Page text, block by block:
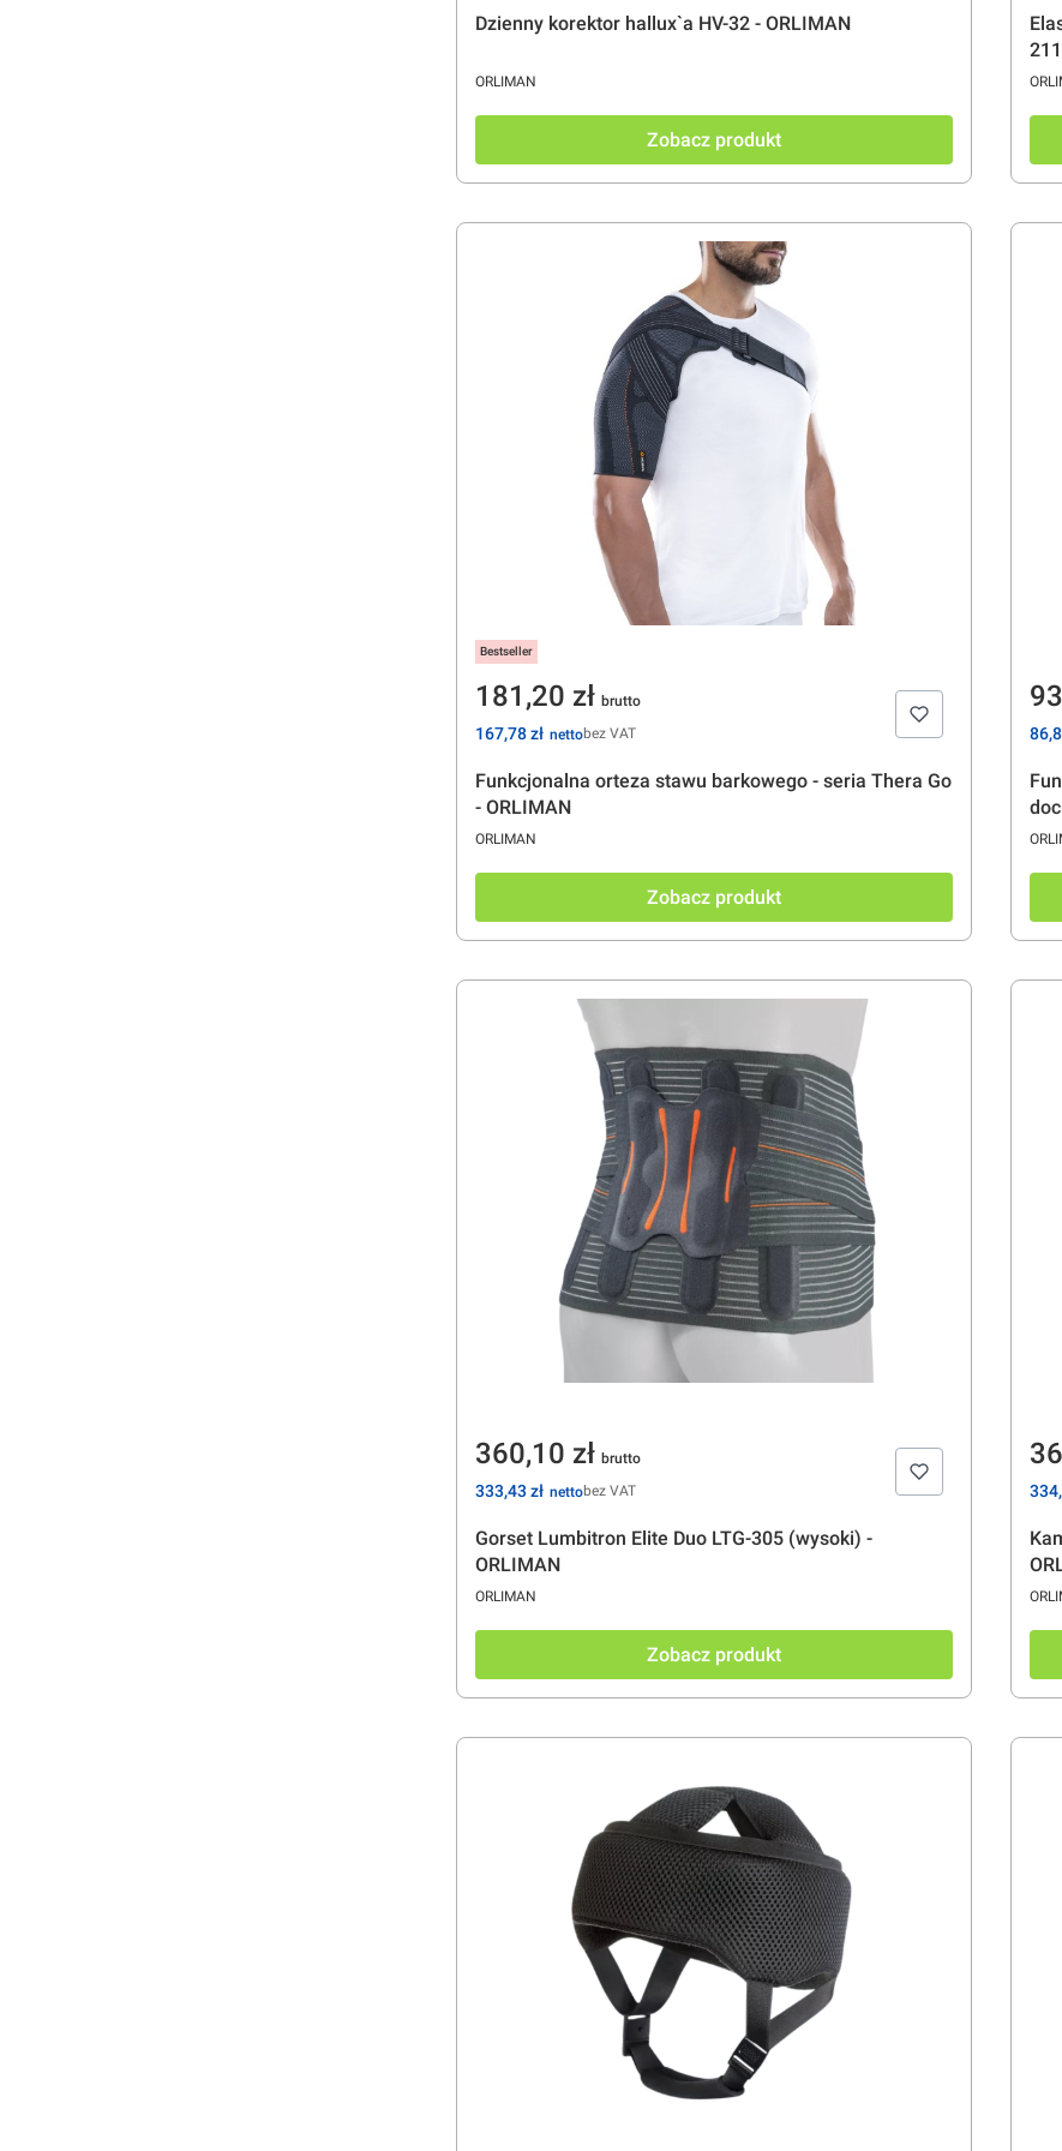
Dzienny korektor hallux`a HV-32 - ORLIMAN
PRODUCENT
ORLIMAN
Zobacz produkt
Bestseller
Funkcjonalna orteza stawu barkowego - seria Thera Go
- ORLIMAN
PRODUCENT
ORLIMAN
Cena
181,20 zł
Cena
167,78 zł bez VAT
Zobacz produkt
Gorset Lumbitron Elite Duo LTG-305 (wysoki) -
ORLIMAN
PRODUCENT
ORLIMAN
Cena
360,10 zł
Cena
333,43 zł bez VAT
Zobacz produkt